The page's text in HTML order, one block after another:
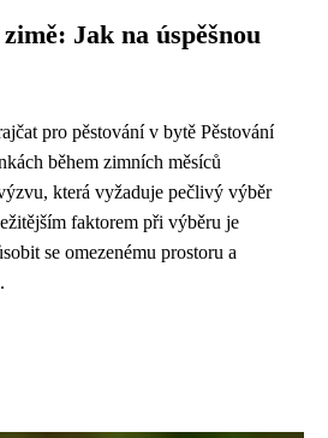
Jak na úspěšnou
pro pěstování v bytě Pěstování
během zimních měsíců
která vyžaduje pečlivý výběr
faktorem při výběru je
se omezenému prostoru a